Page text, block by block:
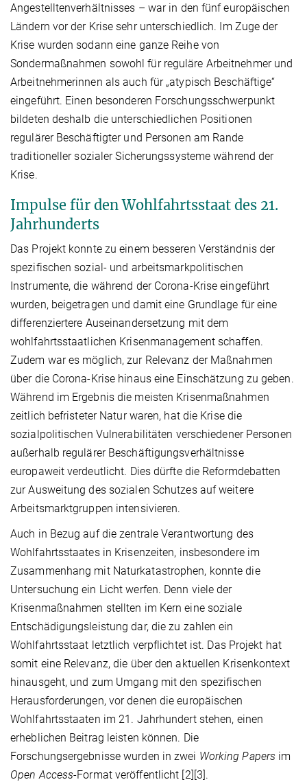
Angestelltenverhältnisses – war in den fünf europäischen
Ländern vor der Krise sehr unterschiedlich. Im Zuge der
Krise wurden sodann eine ganze Reihe von
Sondermaßnahmen sowohl für reguläre Arbeitnehmer und
Arbeitnehmerinnen als auch für „atypisch Beschäftige“
eingeführt. Einen besonderen Forschungsschwerpunkt
bildeten deshalb die unterschiedlichen Positionen
regulärer Beschäftigter und Personen am Rande
traditioneller sozialer Sicherungssysteme während der
Krise.
Impulse für den Wohlfahrtsstaat des 21.
Jahrhunderts
Das Projekt konnte zu einem besseren Verständnis der
spezifischen sozial- und arbeitsmarkpolitischen
Instrumente, die während der Corona-Krise eingeführt
wurden, beigetragen und damit eine Grundlage für eine
differenziertere Auseinandersetzung mit dem
wohlfahrtsstaatlichen Krisenmanagement schaffen.
Zudem war es möglich, zur Relevanz der Maßnahmen
über die Corona-Krise hinaus eine Einschätzung zu geben.
Während im Ergebnis die meisten Krisenmaßnahmen
zeitlich befristeter Natur waren, hat die Krise die
sozialpolitischen Vulnerabilitäten verschiedener Personen
außerhalb regulärer Beschäftigungsverhältnisse
europaweit verdeutlicht. Dies dürfte die Reformdebatten
zur Ausweitung des sozialen Schutzes auf weitere
Arbeitsmarktgruppen intensivieren.
Auch in Bezug auf die zentrale Verantwortung des
Wohlfahrtsstaates in Krisenzeiten, insbesondere im
Zusammenhang mit Naturkatastrophen, konnte die
Untersuchung ein Licht werfen. Denn viele der
Krisenmaßnahmen stellten im Kern eine soziale
Entschädigungsleistung dar, die zu zahlen ein
Wohlfahrtsstaat letztlich verpflichtet ist. Das Projekt hat
somit eine Relevanz, die über den aktuellen Krisenkontext
hinausgeht, und zum Umgang mit den spezifischen
Herausforderungen, vor denen die europäischen
Wohlfahrtsstaaten im 21. Jahrhundert stehen, einen
erheblichen Beitrag leisten können. Die
Forschungsergebnisse wurden in zwei Working Papers im
Open Access-Format veröffentlicht [2][3].